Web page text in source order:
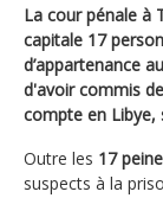
La cour pénale à
capitale 17
d’appartenance
d'avoir commis
compte en Libye,
Outre les 17
suspects à la